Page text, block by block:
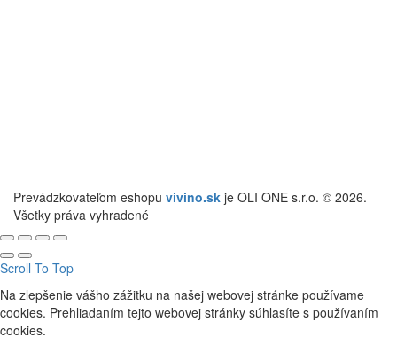
Prevádzkovateľom eshopu vivino.sk je OLI ONE s.r.o. © 2026.
Všetky práva vyhradené
Scroll To Top
Na zlepšenie vášho zážitku na našej webovej stránke používame
cookies. Prehliadaním tejto webovej stránky súhlasíte s používaním
cookies.